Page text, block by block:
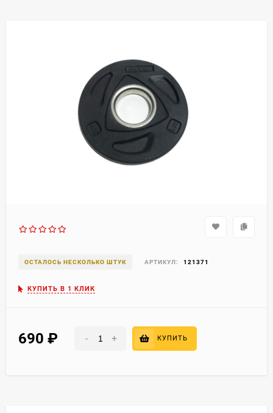
ОСТАЛОСЬ НЕСКОЛЬКО ШТУК АРТИКУЛ: 121371
КУПИТЬ В 1 КЛИК
690 - + КУПИТЬ